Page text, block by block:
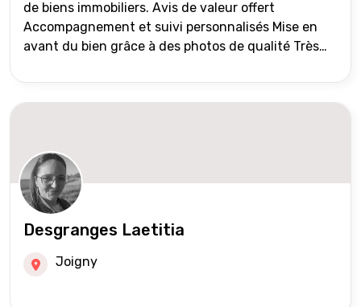
de biens immobiliers. Avis de valeur offert
Accompagnement et suivi personnalisés Mise en
avant du bien grâce à des photos de qualité Très
international) Validation du financement des
acquéreurs auprès de partenaires financiers
réseau Iad France et Iad Deutschland Inter agence
Desgranges Laetitia
Joigny